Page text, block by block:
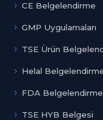
CE Belgelendirme
GMP Uygulamaları
TSE Ürün
Helal
FDA Belgelendirme
TSE HYB Belgesi